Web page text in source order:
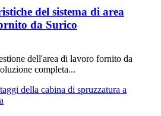
del sistema di area
da Surico
dell'area di lavoro fornito da
completa...